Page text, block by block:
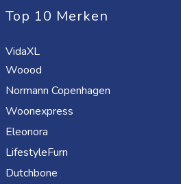
Top 10 Merken
VidaXL
Woood
Normann Copenhagen
Woonexpress
Eleonora
LifestyleFurn
Dutchbone